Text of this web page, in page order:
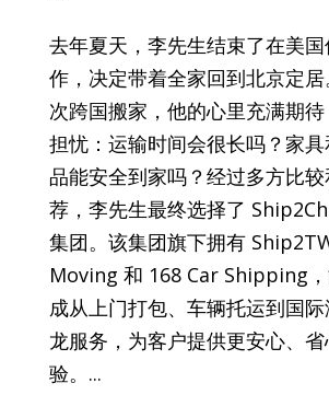
去年夏天，李先生结束了在美
作，决定带着全家回到北京定
次跨国搬家，他的心里充满期
担忧：运输时间会很长吗？家
品能安全到家吗？经过多方比
荐，李先生最终选择了
集团。该集团旗下拥有
Moving 和 168 Car Shipping
成从上门打包、车辆托运到国
龙服务，为客户提供更安心、
验。...